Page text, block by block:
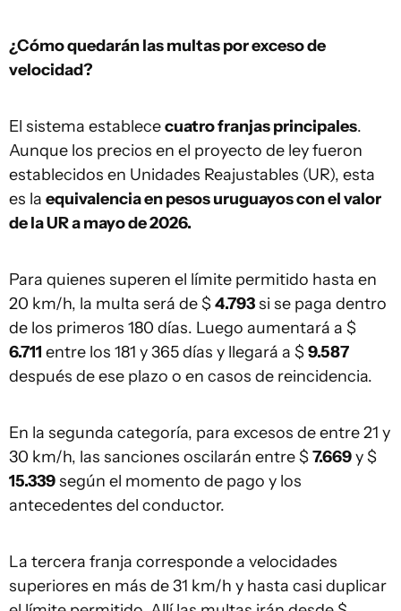
¿Cómo quedarán las multas por exceso de
velocidad?
El sistema establececuatro franjas principales.
Aunque los precios en el proyecto de ley fueron
establecidos en Unidades Reajustables (UR), esta
es la equivalencia en pesos uruguayos con el valor
de la UR a mayo de 2026.
Para quienes superen el límite permitido hasta en
20 km/h, la multa será de $4.793si se paga dentro
de los primeros 180 días. Luego aumentará a $
6.711 entre los 181 y 365 días y llegará a $9.587
después de ese plazo o en casos de reincidencia.
En la segunda categoría, para excesos de entre 21 y
30 km/h, las sanciones oscilarán entre $7.669y $
15.339según el momento de pago y los
antecedentes del conductor.
La tercera franja corresponde a velocidades
superiores en más de 31 km/h y hasta casi duplicar